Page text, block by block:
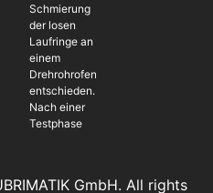
Schmierung
der losen
Laufringe an
einem
Drehrohrofen
entschieden.
Nach einer
Testphase
GmbH. All rights